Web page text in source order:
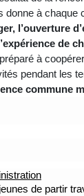
donne à chaque
l’ouverture
de
à
pendant les
commune
de partir